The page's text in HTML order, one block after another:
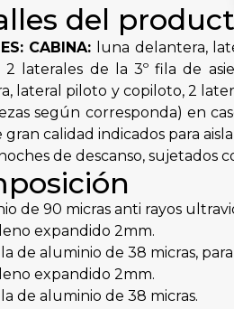
del
CABINA:luna delantera,
2 laterales de la 3º fila de
lateral piloto y copiloto, 2
según corresponda) en
gran calidad indicados para
de descanso, sujetados
de 90 micras anti rayos
expandido 2mm.
de aluminio de 38 micras,
expandido 2mm.
de aluminio de 38 micras.